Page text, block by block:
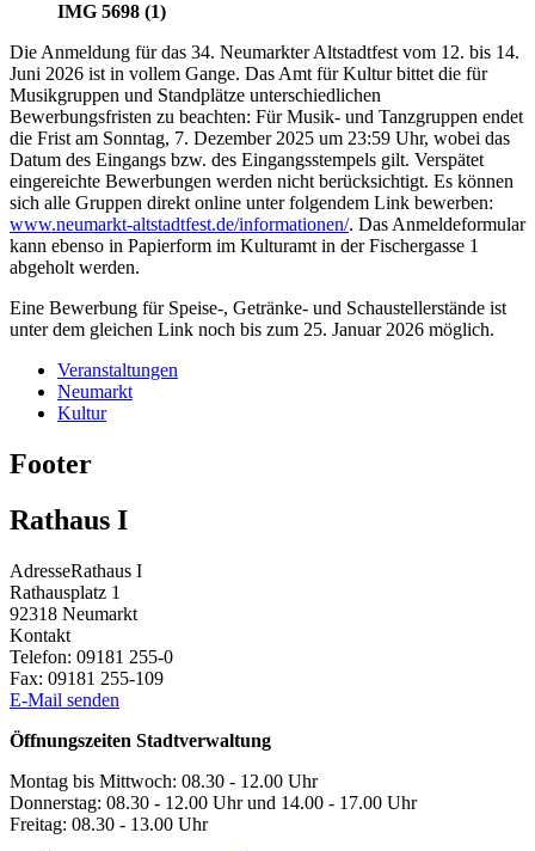
IMG 5698 (1)
Die Anmeldung für das 34. Neumarkter Altstadtfest vom 12. bis 14.
Juni 2026 ist in vollem Gange. Das Amt für Kultur bittet die für
Musikgruppen und Standplätze unterschiedlichen
Bewerbungsfristen zu beachten: Für Musik- und Tanzgruppen endet
die Frist am Sonntag, 7. Dezember 2025 um 23:59 Uhr, wobei das
Datum des Eingangs bzw. des Eingangsstempels gilt. Verspätet
eingereichte Bewerbungen werden nicht berücksichtigt. Es können
sich alle Gruppen direkt online unter folgendem Link bewerben:
www.neumarkt-altstadtfest.de/informationen/. Das Anmeldeformular
kann ebenso in Papierform im Kulturamt in der Fischergasse 1
abgeholt werden.
Eine Bewerbung für Speise-, Getränke- und Schaustellerstände ist
unter dem gleichen Link noch bis zum 25. Januar 2026 möglich.
Veranstaltungen
Neumarkt
Kultur
Footer
Rathaus I
AdresseRathaus I
Rathausplatz 1
92318 Neumarkt
Kontakt
Telefon: 09181 255-0
Fax: 09181 255-109
E-Mail senden
Öffnungszeiten Stadtverwaltung
Montag bis Mittwoch: 08.30 - 12.00 Uhr
Donnerstag: 08.30 - 12.00 Uhr und 14.00 - 17.00 Uhr
Freitag: 08.30 - 13.00 Uhr